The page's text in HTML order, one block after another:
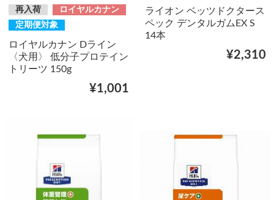
再入荷
ロイヤルカナン
定期便対象
ロイヤルカナン Dライン
〈犬用〉 低分子プロテイン
トリーツ 150g
¥1,001
ライオン ベッツドクタース
ペック デンタルガムEX S
14本
¥2,310